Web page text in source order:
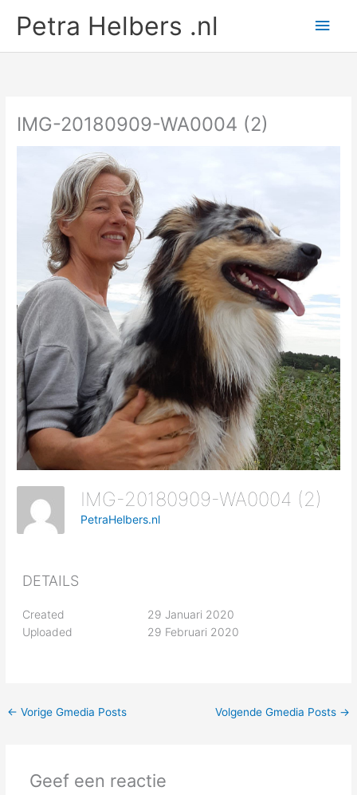
naar
inhoud
Petra Helbers .nl
IMG-20180909-WA0004 (2)
IMG-20180909-WA0004 (2)
PetraHelbers.nl
DETAILS
Created
29 Januari 2020
Uploaded
29 Februari 2020
← Vorige Gmedia Posts Volgende Gmedia Posts →
Geef een reactie